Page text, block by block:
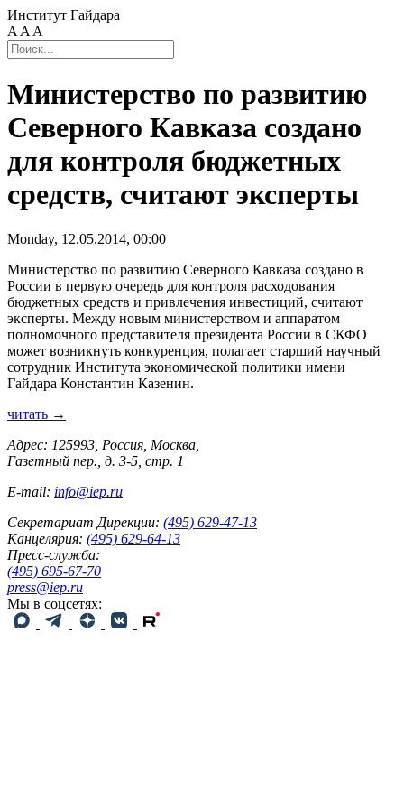
Институт Гайдара
A A A
Министерство по развитию
Северного Кавказа создано
для контроля бюджетных
средств, считают эксперты
Monday, 12.05.2014, 00:00
Министерство по развитию Северного Кавказа создано в
России в первую очередь для контроля расходования
бюджетных средств и привлечения инвестиций, считают
эксперты. Между новым министерством и аппаратом
полномочного представителя президента России в СКФО
может возникнуть конкуренция, полагает старший научный
сотрудник Института экономической политики имени
Гайдара Константин Казенин.
читать →
Адрес: 125993, Россия, Москва,
Газетный пер., д. 3-5, стр. 1
E-mail: info@iep.ru
Секретариат Дирекции: (495) 629-47-13
Канцелярия: (495) 629-64-13
Пресс-служба:
(495) 695-67-70
press@iep.ru
Мы в соцсетях: